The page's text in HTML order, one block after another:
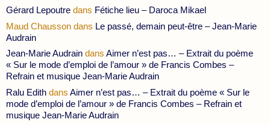
Gérard Lepoutre dans Fétiche lieu – Daroca Mikael
Maud Chausson dans Le passé, demain peut-être – Jean-Marie
Audrain
Jean-Marie Audrain dans Aimer n’est pas… – Extrait du poème
« Sur le mode d’emploi de l’amour » de Francis Combes –
Refrain et musique Jean-Marie Audrain
Ralu Edith dans Aimer n’est pas… – Extrait du poème « Sur le
mode d’emploi de l’amour » de Francis Combes – Refrain et
musique Jean-Marie Audrain